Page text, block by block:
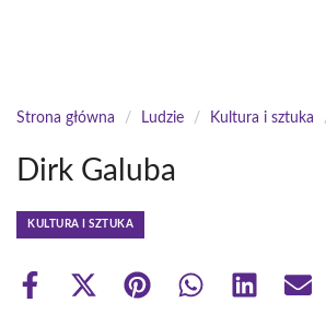
Strona główna / Ludzie / Kultura i sztuka
Dirk Galuba
KULTURA I SZTUKA
Share
Share Share Share Share